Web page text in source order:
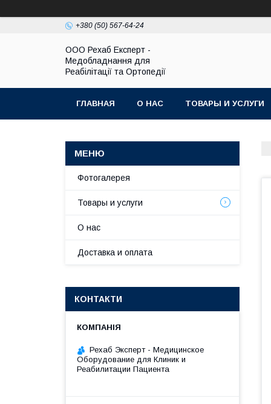
+380 (50) 567-64-24
OOO Рехаб Експерт -
Медобладнання для
Реабілітації та Ортопедії
ГЛАВНАЯ О НАС ТОВАРЫ И УСЛУГИ
Фотогалерея
Товары и услуги
О нас
Доставка и оплата
КОНТАКТИ
Рехаб Эксперт - Медицинское
Оборудование для Клиник и
Реабилитации Пациента